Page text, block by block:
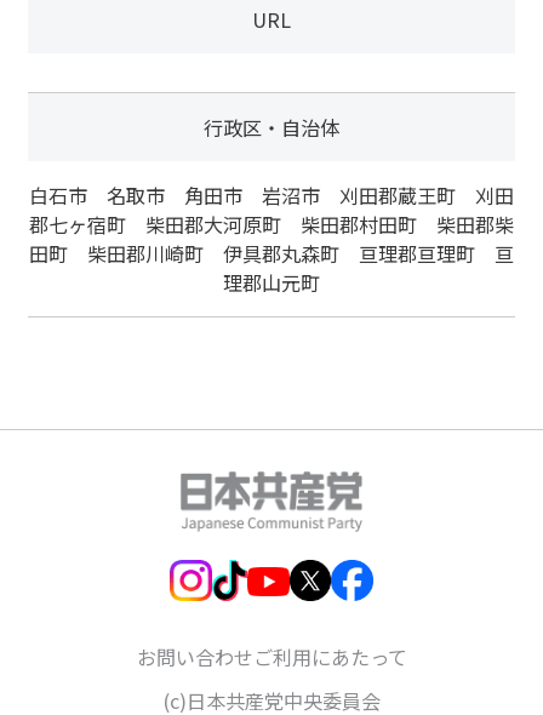
URL
行政区・自治体
白石市 名取市 角田市 岩沼市 刈田郡蔵王町 刈田
郡七ヶ宿町 柴田郡大河原町 柴田郡村田町 柴田郡柴
田町 柴田郡川崎町 伊具郡丸森町 亘理郡亘理町 亘
理郡山元町
お問い合わせご利用にあたって
(c)日本共産党中央委員会